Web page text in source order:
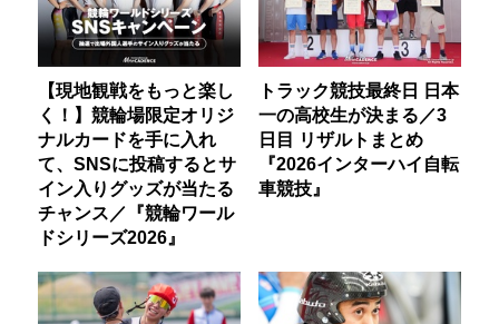
【現地観戦をもっと楽し
く！】競輪場限定オリジ
ナルカードを手に入れ
て、SNSに投稿するとサ
イン入りグッズが当たる
チャンス／『競輪ワール
ドシリーズ2026』
トラック競技最終日 日本
一の高校生が決まる／3
日目 リザルトまとめ
『2026インターハイ自転
車競技』